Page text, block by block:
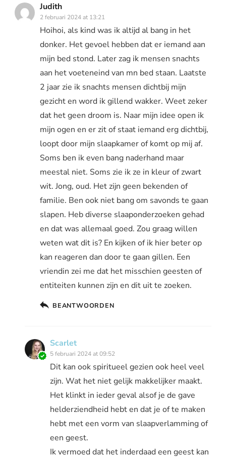
Judith
2 februari 2024 at 13:21
Hoihoi, als kind was ik altijd al bang in het
donker. Het gevoel hebben dat er iemand aan
mijn bed stond. Later zag ik mensen snachts
aan het voeteneind van mn bed staan. Laatste
2 jaar zie ik snachts mensen dichtbij mijn
gezicht en word ik gillend wakker. Weet zeker
dat het geen droom is. Naar mijn idee open ik
mijn ogen en er zit of staat iemand erg dichtbij,
loopt door mijn slaapkamer of komt op mij af.
Soms ben ik even bang naderhand maar
meestal niet. Soms zie ik ze in kleur of zwart
wit. Jong, oud. Het zijn geen bekenden of
familie. Ben ook niet bang om savonds te gaan
slapen. Heb diverse slaaponderzoeken gehad
en dat was allemaal goed. Zou graag willen
weten wat dit is? En kijken of ik hier beter op
kan reageren dan door te gaan gillen. Een
vriendin zei me dat het misschien geesten of
entiteiten kunnen zijn en dit uit te zoeken.
BEANTWOORDEN
Scarlet
5 februari 2024 at 09:52
Dit kan ook spiritueel gezien ook heel veel
zijn. Wat het niet gelijk makkelijker maakt.
Het klinkt in ieder geval alsof je de gave
helderziendheid hebt en dat je of te maken
hebt met een vorm van slaapverlamming of
een geest.
Ik vermoed dat het inderdaad een geest kan